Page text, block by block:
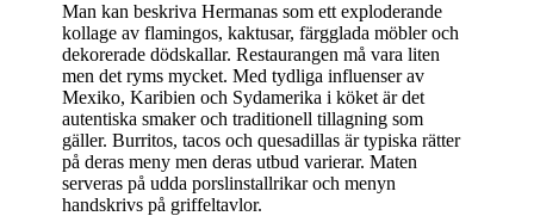
Man kan beskriva Hermanas som ett exploderande
kollage av flamingos, kaktusar, färgglada möbler och
dekorerade dödskallar. Restaurangen må vara liten
men det ryms mycket. Med tydliga influenser av
Mexiko, Karibien och Sydamerika i köket är det
autentiska smaker och traditionell tillagning som
gäller. Burritos, tacos och quesadillas är typiska rätter
på deras meny men deras utbud varierar. Maten
serveras på udda porslinstallrikar och menyn
handskrivs på griffeltavlor.